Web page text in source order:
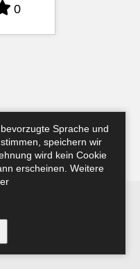
0
Sprache und
speichern wir
wird kein Cookie
erscheinen. Weitere